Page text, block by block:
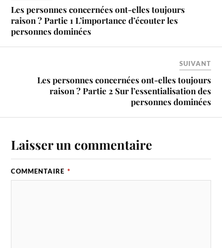
Les personnes concernées ont-elles toujours
raison ? Partie 1 L’importance d’écouter les
personnes dominées
SUIVANT
Les personnes concernées ont-elles toujours
raison ? Partie 2 Sur l’essentialisation des
personnes dominées
Laisser un commentaire
COMMENTAIRE *